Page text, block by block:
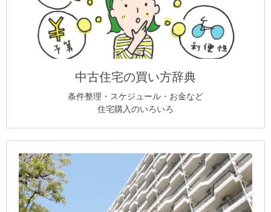
中古住宅の買い方辞典
条件整理・スケジュール・お金など
住宅購入のいろいろ